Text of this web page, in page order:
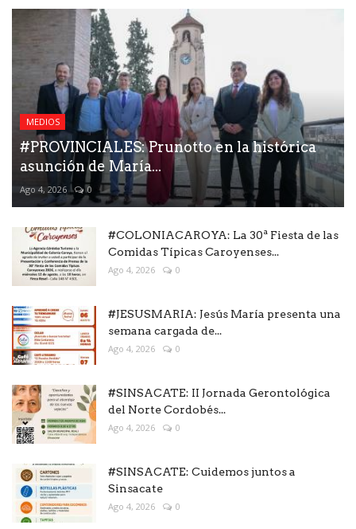
MEDIOS
#PROVINCIALES: Prunotto en la histórica
asunción de María...
Ago 4, 2026 0
#COLONIACAROYA: La 30ª Fiesta de las
Comidas Típicas Caroyenses...
Ago 4, 2026 0
#JESUSMARIA: Jesús María presenta una
semana cargada de...
Ago 4, 2026 0
#SINSACATE: II Jornada Gerontológica
del Norte Cordobés...
Ago 4, 2026 0
#SINSACATE: Cuidemos juntos a
Sinsacate
Ago 4, 2026 0